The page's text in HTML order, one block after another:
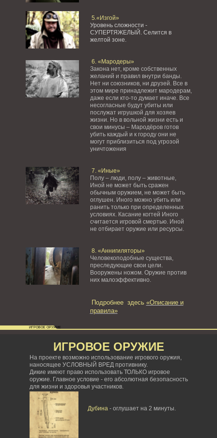
5.«Изгой»
Уровень сложности -
СУПЕРТЯЖЕЛЫЙ. Селится в
желтой зоне.
6. «Мародеры»
Закона нет, кроме собственных
желаний и правил внутри банды.
Нет ни союзников, ни друзей. Все в
этом мире принадлежит мародерам,
даже если кто-то думает иначе. Все
несогласные будут убиты или
послужат игрушкой для хозяев
жизни. Но в вольной жизни есть и
свои минусы – Мародёров готов
убить каждый и к городу они не
могут приблизиться под угрозой
уничтожения
7. «Иные»
Полу – люди, полу – животные,
Иной не может быть сражен
обычным оружием, не может быть
оглушен. Иного можно убить или
ранить только при определенных
условиях. Касание когтей Иного
считается игровой смертью. Иной
не отбирает оружие или ресурсы.
8. «Аннигиляторы»
Человекоподобные существа,
преследующие свои цели.
Вооружены ножом. Оружие против
них малоэффективно.
Подробнее здесь «Описание и
правила»
ИГРОВОЕ ОРУЖИЕ
На проекте возможно использование игрового оружия,
наносящее УСЛОВНЫЙ ВРЕД противнику.
Дикие имеют право использовать ТОЛЬКО игровое
оружие. Главное условие - его абсолютная безопасность
для жизни и здоровья участников.
Дубина- оглушает на 2 минуты.
ИГРОВОЕ ОРУЖИЕ